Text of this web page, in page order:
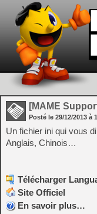
[MAME
Posté le 29/12/2013 à
Un fichier ini qui vous
Anglais, Chinois…
Télécharger
Site Officiel
En savoir plus…